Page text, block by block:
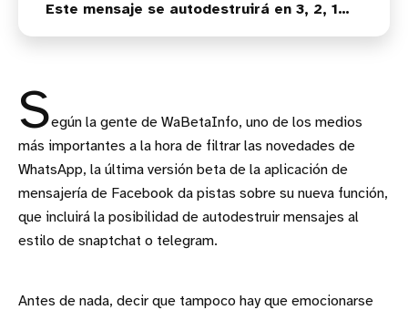
Este mensaje se autodestruirá en 3, 2, 1…
Según la gente de WaBetaInfo, uno de los medios
más importantes a la hora de filtrar las novedades de
WhatsApp, la última versión beta de la aplicación de
mensajería de Facebook da pistas sobre su nueva función,
que incluirá la posibilidad de autodestruir mensajes al
estilo de snaptchat o telegram.
Antes de nada, decir que tampoco hay que emocionarse